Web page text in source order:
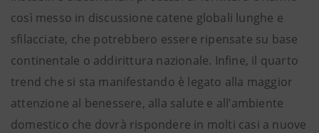
così messo in discussione catene globali lunghe e
sfilacciate, che potrebbero essere ripensate su base
continentale o addirittura nazionale. Infine, il quarto
trend che si sta manifestando è legato alla maggior
attenzione al benessere, alla salute e all’ambiente
domestico che dovrà rispondere in molti casi a nuove